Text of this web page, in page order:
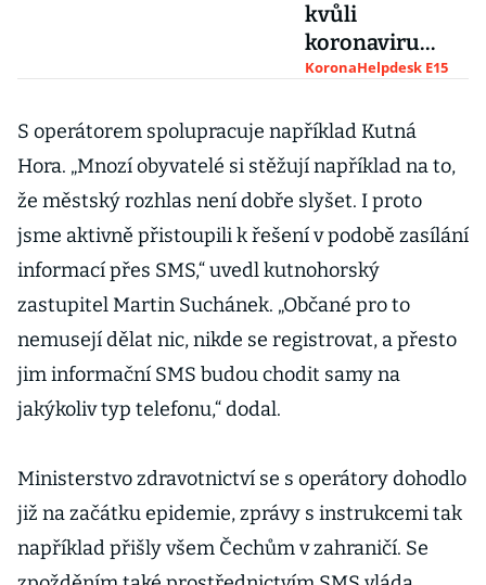
kvůli
koronaviru
tenčí, zní z obcí.
chtějí po vládě
podporu
KoronaHelpdesk E15
S operátorem spolupracuje například Kutná
Hora. „Mnozí obyvatelé si stěžují například na to,
že městský rozhlas není dobře slyšet. I proto
jsme aktivně přistoupili k řešení v podobě zasílání
informací přes SMS,“ uvedl kutnohorský
zastupitel Martin Suchánek. „Občané pro to
nemusejí dělat nic, nikde se registrovat, a přesto
jim informační SMS budou chodit samy na
jakýkoliv typ telefonu,“ dodal.
Ministerstvo zdravotnictví se s operátory dohodlo
již na začátku epidemie, zprávy s instrukcemi tak
například přišly všem Čechům v zahraničí. Se